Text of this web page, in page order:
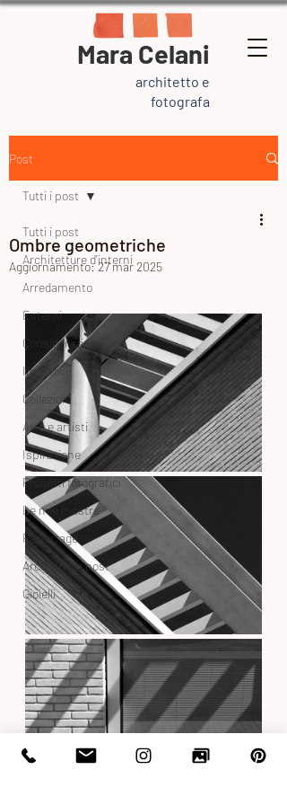
Mara Celani
architetto e
fotografa
Post
Tutti i post
Architetture d'interni
Arredamento
Esterni
Considerazioni
Immobili
Collezioni
Arte e artisti
Ispirazione
Progetti fotografici
Le mie mostre
Reportage
Archivio dei post
Gioielli
Tutti i post
Ombre geometriche
Aggiornamento:27 mar 2025